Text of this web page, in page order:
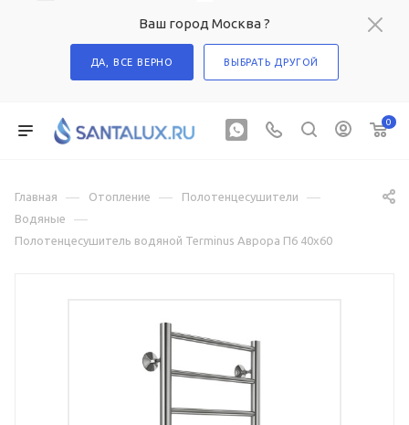
Ваш город Москва ?
ДА, ВСЕ ВЕРНО ВЫБРАТЬ ДРУГОЙ
0
Главная — Отопление — Полотенцесушители —
Водяные —
Полотенцесушитель водяной Terminus Аврора П6 40х60